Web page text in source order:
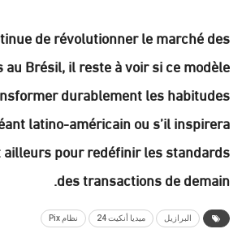
de révolutionner le marché des
Brésil, il reste à voir si ce modèle
durablement les habitudes
latino-américain ou s’il inspirera
pour redéfinir les standards
des transactions de demain.
البرازيل ميديا أنكيت 24 نظام Pix